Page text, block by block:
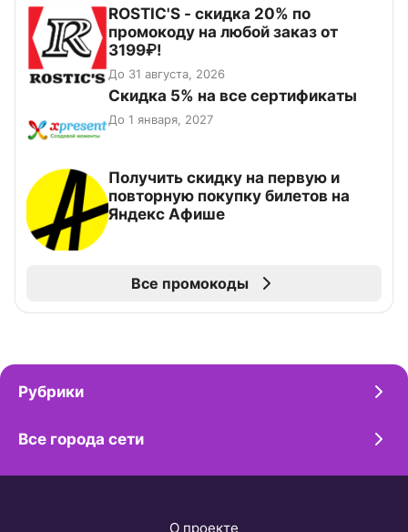
ROSTIC'S - скидка 20% по
промокоду на любой заказ от
3199₽!
До 31 августа, 2026
Скидка 5% на все сертификаты
До 1 января, 2027
Получить скидку на первую и
повторную покупку билетов на
Яндекс Афише
Все промокоды
Рубрики
Все города сети
О проекте